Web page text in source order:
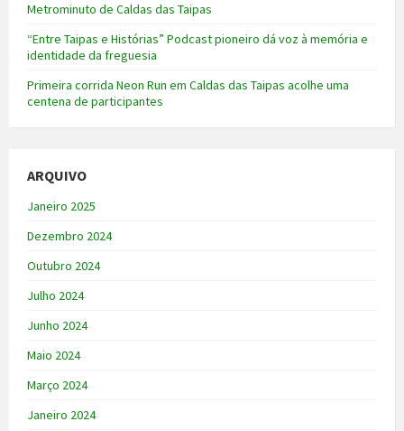
Metrominuto de Caldas das Taipas
“Entre Taipas e Histórias” Podcast pioneiro dá voz à memória e
identidade da freguesia
Primeira corrida Neon Run em Caldas das Taipas acolhe uma
centena de participantes
ARQUIVO
Janeiro 2025
Dezembro 2024
Outubro 2024
Julho 2024
Junho 2024
Maio 2024
Março 2024
Janeiro 2024